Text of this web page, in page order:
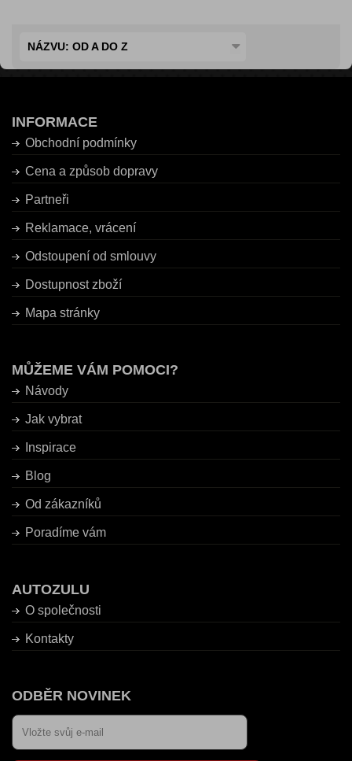
NÁZVU: OD A DO Z
INFORMACE
Obchodní podmínky
Cena a způsob dopravy
Partneři
Reklamace, vrácení
Odstoupení od smlouvy
Dostupnost zboží
Mapa stránky
MŮŽEME VÁM POMOCI?
Návody
Jak vybrat
Inspirace
Blog
Od zákazníků
Poradíme vám
AUTOZULU
O společnosti
Kontakty
ODBĚR NOVINEK